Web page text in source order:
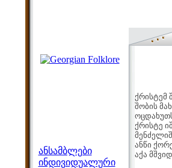
ანსამბლები
ინდივიდუალური
ქრისტემ
შობის
ქრისტე
ანწი
აქა